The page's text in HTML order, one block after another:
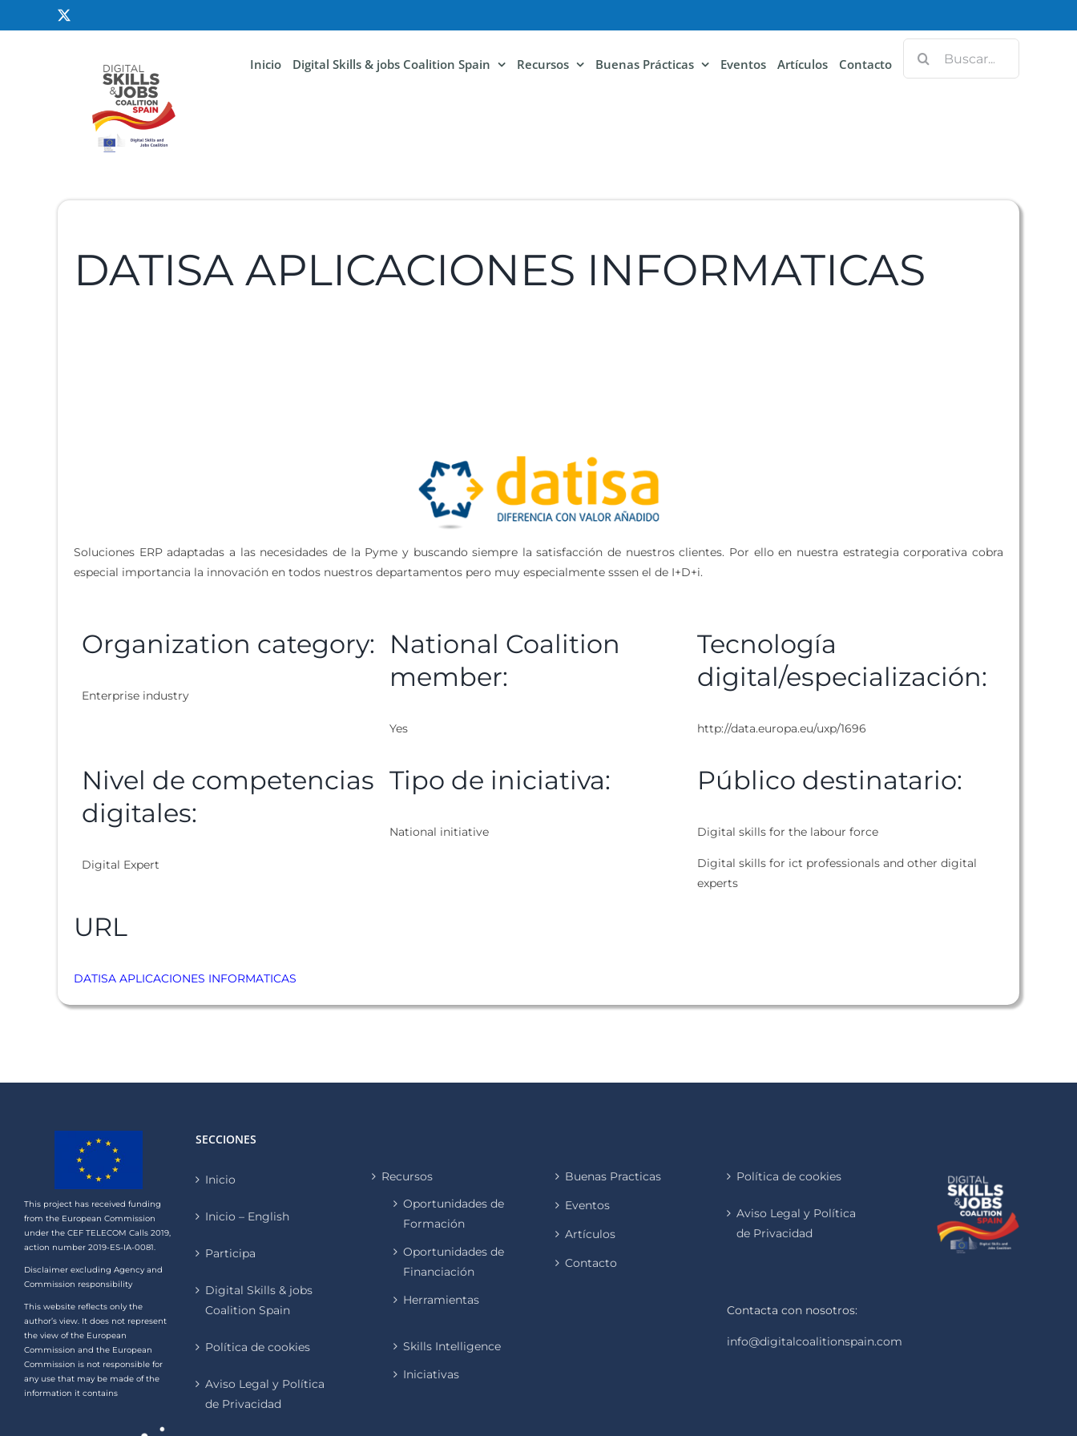
Inicio Digital Skills & jobs Coalition Spain Recursos Buenas Prácticas Eventos Artículos Contacto
DATISA APLICACIONES INFORMATICAS
Soluciones ERP adaptadas a las necesidades de la Pyme y buscando siempre la satisfacción de nuestros clientes. Por ello en nuestra estrategia corporativa cobra
especial importancia la innovación en todos nuestros departamentos pero muy especialmente sssen el de I+D+i.
Organization category:
Enterprise industry
National Coalition
member:
Yes
Tecnología
digital/especialización:
http://data.europa.eu/uxp/1696
Nivel de competencias
digitales:
Digital Expert
Tipo de iniciativa:
National initiative
Público destinatario:
Digital skills for the labour force
Digital skills for ict professionals and other digital
experts
URL
DATISA APLICACIONES INFORMATICAS
This project has received funding
from the European Commission
under the CEF TELECOM Calls 2019,
action number 2019-ES-IA-0081.
Disclaimer excluding Agency and
Commission responsibility
This website reflects only the
author’s view. It does not represent
the view of the European
Commission and the European
Commission is not responsible for
any use that may be made of the
information it contains
SECCIONES
Inicio
Inicio – English
Participa
Digital Skills & jobs
Coalition Spain
Política de cookies
Aviso Legal y Política
de Privacidad
Recursos
Oportunidades de
Formación
Oportunidades de
Financiación
Herramientas
Skills Intelligence
Iniciativas
Buenas Practicas
Eventos
Artículos
Contacto
Política de cookies
Aviso Legal y Política
de Privacidad
Contacta con nosotros:
info@digitalcoalitionspain.com